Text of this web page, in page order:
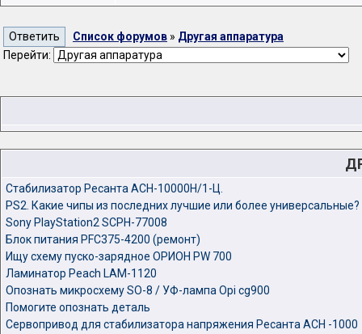
Список форумов » Другая аппаратура
Перейти:
Cтабилизатор Ресанта АСН-10000Н/1-Ц.
PS2. Какие чипы из последних лучшие или более универсальные?
Sony PlayStation2 SCPH-77008
Блок питания PFC375-4200 (ремонт)
Ищу схему пуско-зарядное ОРИОН PW 700
Ламинатор Peach LAM-1120
Опознать микросхему SO-8 / УФ-лампа Opi cg900
Помогите опознать деталь
Сервопривод для стабилизатора напряжения Ресанта АСН -1000